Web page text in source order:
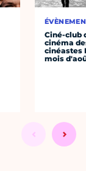
Ciné-club
cinéma
cinéastes
mois